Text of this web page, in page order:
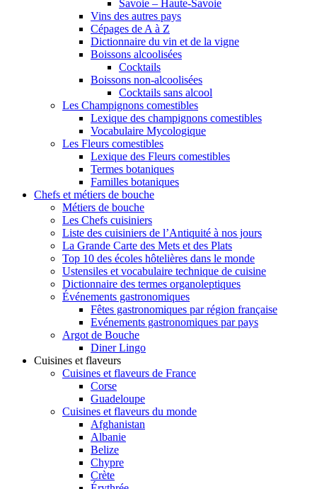
Savoie – Haute-Savoie
Vins des autres pays
Cépages de A à Z
Dictionnaire du vin et de la vigne
Boissons alcoolisées
Cocktails
Boissons non-alcoolisées
Cocktails sans alcool
Les Champignons comestibles
Lexique des champignons comestibles
Vocabulaire Mycologique
Les Fleurs comestibles
Lexique des Fleurs comestibles
Termes botaniques
Familles botaniques
Chefs et métiers de bouche
Métiers de bouche
Les Chefs cuisiniers
Liste des cuisiniers de l’Antiquité à nos jours
La Grande Carte des Mets et des Plats
Top 10 des écoles hôtelières dans le monde
Ustensiles et vocabulaire technique de cuisine
Dictionnaire des termes organoleptiques
Événements gastronomiques
Fêtes gastronomiques par région française
Evénements gastronomiques par pays
Argot de Bouche
Diner Lingo
Cuisines et flaveurs
Cuisines et flaveurs de France
Corse
Guadeloupe
Cuisines et flaveurs du monde
Afghanistan
Albanie
Belize
Chypre
Crète